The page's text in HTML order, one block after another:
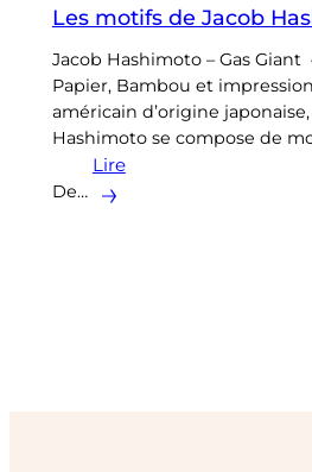
Les motifs de Jacob
Jacob Hashimoto – Gas Giant
Papier, Bambou et
américain d’origine
Hashimoto se compose de
De…
Lire